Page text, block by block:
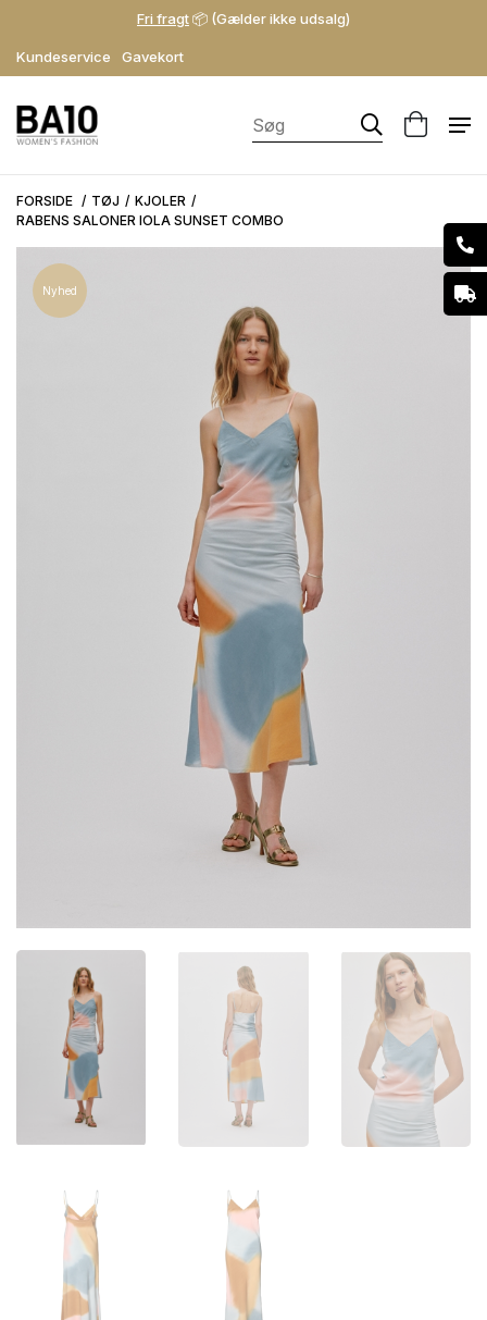
Kundeservice Gavekort
Fri fragt📦 (Gælder ikke udsalg)
FORSIDE TØJ
KJOLER
RABENS SALONER IOLA SUNSET COMBO
Nyhed